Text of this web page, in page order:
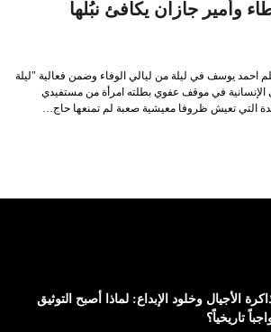
وأمير جازان يكافئ نبُلها
احمد يوسف في ليلة من ليالي الوفاء وضمن فعالية "ليلة
في موقف عفوي بطلته امرأة من مستفيدي
التي تعيش ظروفا معيشية صعبة لم تمنعها حاج…
الأجيال وخلود الإبداع: لماذا أصبح التوثيق
تاريخياً؟